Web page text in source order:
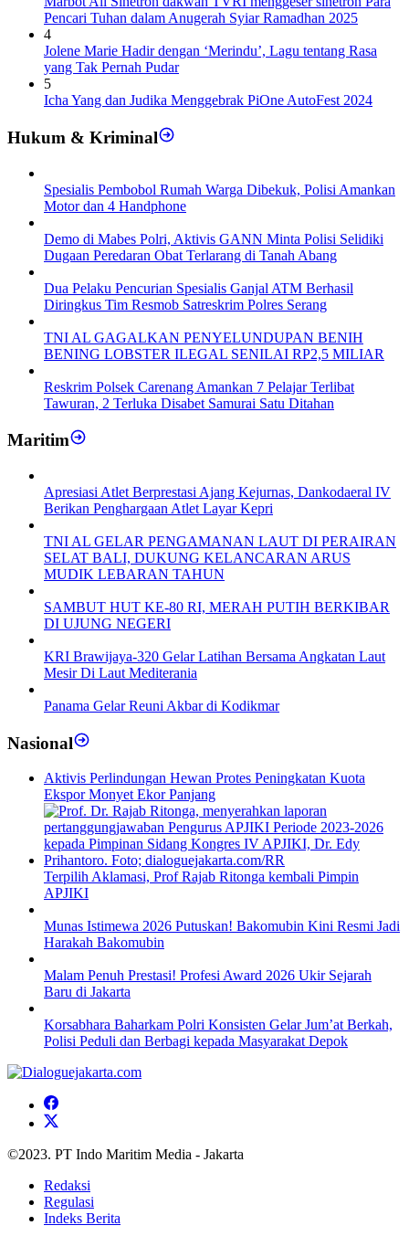
Pencari Tuhan dalam Anugerah Syiar Ramadhan 2025
4
Jolene Marie Hadir dengan ‘Merindu’, Lagu tentang Rasa
yang Tak Pernah Pudar
5
Icha Yang dan Judika Menggebrak PiOne AutoFest 2024
Hukum & Kriminal
Spesialis Pembobol Rumah Warga Dibekuk, Polisi Amankan
Motor dan 4 Handphone
Demo di Mabes Polri, Aktivis GANN Minta Polisi Selidiki
Dugaan Peredaran Obat Terlarang di Tanah Abang
Dua Pelaku Pencurian Spesialis Ganjal ATM Berhasil
Diringkus Tim Resmob Satreskrim Polres Serang
TNI AL GAGALKAN PENYELUNDUPAN BENIH
BENING LOBSTER ILEGAL SENILAI RP2,5 MILIAR
Reskrim Polsek Carenang Amankan 7 Pelajar Terlibat
Tawuran, 2 Terluka Disabet Samurai Satu Ditahan
Maritim
Apresiasi Atlet Berprestasi Ajang Kejurnas, Dankodaeral IV
Berikan Penghargaan Atlet Layar Kepri
TNI AL GELAR PENGAMANAN LAUT DI PERAIRAN
SELAT BALI, DUKUNG KELANCARAN ARUS
MUDIK LEBARAN TAHUN
SAMBUT HUT KE-80 RI, MERAH PUTIH BERKIBAR
DI UJUNG NEGERI
KRI Brawijaya-320 Gelar Latihan Bersama Angkatan Laut
Mesir Di Laut Mediterania
Panama Gelar Reuni Akbar di Kodikmar
Nasional
Aktivis Perlindungan Hewan Protes Peningkatan Kuota
Ekspor Monyet Ekor Panjang
Terpilih Aklamasi, Prof Rajab Ritonga kembali Pimpin
APJIKI
Munas Istimewa 2026 Putuskan! Bakomubin Kini Resmi Jadi
Harakah Bakomubin
Malam Penuh Prestasi! Profesi Award 2026 Ukir Sejarah
Baru di Jakarta
Korsabhara Baharkam Polri Konsisten Gelar Jum’at Berkah,
Polisi Peduli dan Berbagi kepada Masyarakat Depok
©2023. PT Indo Maritim Media - Jakarta
Redaksi
Regulasi
Indeks Berita